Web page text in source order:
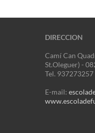
DIRECCION
Camí Can
St.Oleguer) -
Tel. 937273257
E-mail: